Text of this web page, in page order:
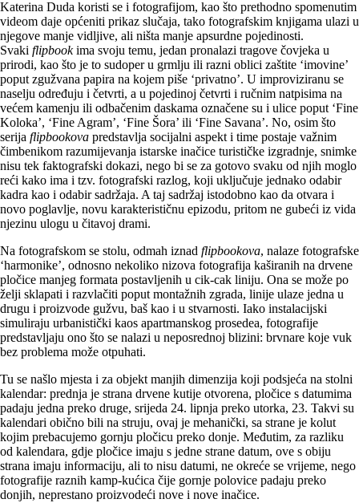
Katerina Duda koristi se i fotografijom, kao što prethodno spomenutim
videom daje općeniti prikaz slučaja, tako fotografskim knjigama ulazi u
njegove manje vidljive, ali ništa manje apsurdne pojedinosti.
Svaki flipbookima svoju temu, jedan pronalazi tragove čovjeka u
prirodi, kao što je to sudoper u grmlju ili razni oblici zaštite ‘imovine’
poput zgužvana papira na kojem piše ‘privatno’. U improviziranu se
naselju određuju i četvrti, a u pojedinoj četvrti i ručnim natpisima na
većem kamenju ili odbačenim daskama označene su i ulice poput ‘Fine
Koloka’, ‘Fine Agram’, ‘Fine Šora’ ili ‘Fine Savana’. No, osim što
serija flipbookova predstavlja socijalni aspekt i time postaje važnim
čimbenikom razumijevanja istarske inačice turističke izgradnje, snimke
nisu tek faktografski dokazi, nego bi se za gotovo svaku od njih moglo
reći kako ima i tzv. fotografski razlog, koji uključuje jednako odabir
kadra kao i odabir sadržaja. A taj sadržaj istodobno kao da otvara i
novo poglavlje, novu karakterističnu epizodu, pritom ne gubeći iz vida
njezinu ulogu u čitavoj drami.
Na fotografskom se stolu, odmah iznad flipbookova, nalaze fotografske
‘harmonike’, odnosno nekoliko nizova fotografija kaširanih na drvene
pločice manjeg formata postavljenih u cik-cak liniju. Ona se može po
želji sklapati i razvlačiti poput montažnih zgrada, linije ulaze jedna u
drugu i proizvode gužvu, baš kao i u stvarnosti. Iako instalacijski
simuliraju urbanistički kaos apartmanskog prosedea, fotografije
predstavljaju ono što se nalazi u neposrednoj blizini: brvnare koje vuk
bez problema može otpuhati.
Tu se našlo mjesta i za objekt manjih dimenzija koji podsjeća na stolni
kalendar: prednja je strana drvene kutije otvorena, pločice s datumima
padaju jedna preko druge, srijeda 24. lipnja preko utorka, 23. Takvi su
kalendari obično bili na struju, ovaj je mehanički, sa strane je kolut
kojim prebacujemo gornju pločicu preko donje. Međutim, za razliku
od kalendara, gdje pločice imaju s jedne strane datum, ove s obiju
strana imaju informaciju, ali to nisu datumi, ne okreće se vrijeme, nego
fotografije raznih kamp-kućica čije gornje polovice padaju preko
donjih, neprestano proizvodeći nove i nove inačice.